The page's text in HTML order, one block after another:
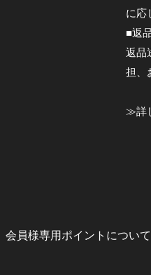
に応
■返
返品
担、
≫詳
会員様専用ポイントについて